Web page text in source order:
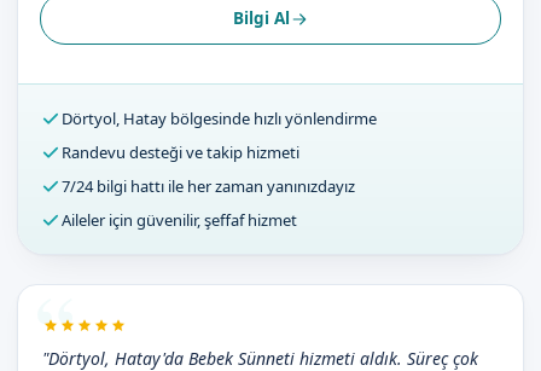
Bilgi Al
Dörtyol, Hatay bölgesinde hızlı yönlendirme
Randevu desteği ve takip hizmeti
7/24 bilgi hattı ile her zaman yanınızdayız
Aileler için güvenilir, şeffaf hizmet
"Dörtyol, Hatay'da Bebek Sünneti hizmeti aldık. Süreç çok